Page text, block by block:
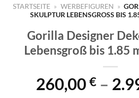
STARTSEITE » WERBEFIGUREN »
SKULPTUR LEBENSGROSS BIS
Gorilla Designer
Lebensgroß bis 1.85
260,00 € –